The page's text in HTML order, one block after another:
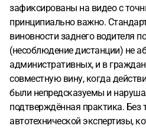
зафиксированы на видео с
принципиально важно.
виновности заднего водителя
(несоблюдение дистанции) не
административных, и в
совместную вину, когда
были непредсказуемы и
подтверждённая практика. Без
автотехнической экспертизы,